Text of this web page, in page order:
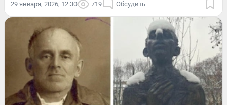
29 января, 2026, 12:30 719 Обсудить